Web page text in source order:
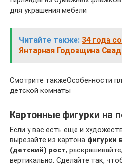
для украшения мебели
Читайте также: 34 года
Янтарная Годовщина
Смотрите такжеОсобенности
детской комнаты
Картонные фигурки на
Если у вас есть еще и
вырезайте из картона фигурки
(детский) рост,
вертикально. Сделайте так,